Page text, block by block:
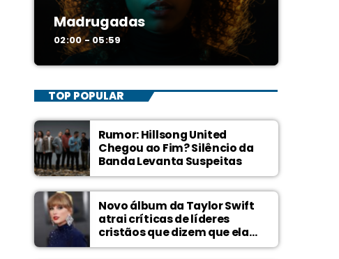
Madrugadas
02:00 - 05:59
TOP POPULAR
Rumor: Hillsong United
Chegou ao Fim? Silêncio da
Banda Levanta Suspeitas
Novo álbum da Taylor Swift
atrai críticas de líderes
cristãos que dizem que ela
zomba de Deus